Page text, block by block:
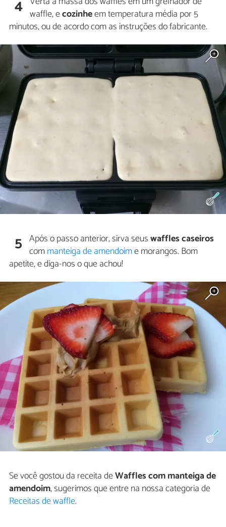
4 waffle, ecozinheem temperatura média por 5
minutos, ou de acordo com as instruções do fabricante.
5 Após o passo anterior, sirva seuswaffles caseiros
commanteiga de amendoime morangos. Bom
apetite, e diga-nos o que achou!
Se você gostou da receita deWaffles com manteiga de
amendoim, sugerimos que entre na nossa categoria de
Receitas de waffle.